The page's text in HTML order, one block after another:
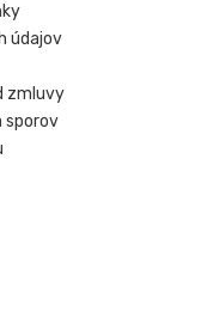
údajov
zmluvy
sporov